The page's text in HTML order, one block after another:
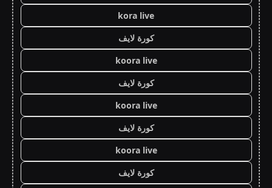
kora live
كورة لايف
koora live
كورة لايف
koora live
كورة لايف
koora live
كورة لايف